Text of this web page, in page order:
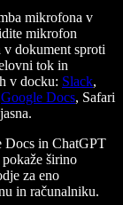
mikrofona v
mikrofon
dokument sproti
tok in
v docku: Slack,
Google Docs, Safari
Docs in ChatGPT
širino
za eno
in računalniku.